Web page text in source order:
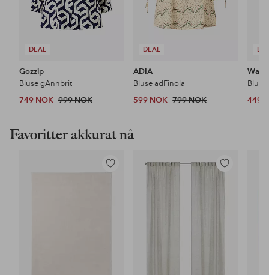
DEAL
Gozzip
Bluse gAnnbrit
749 NOK 999 NOK
DEAL
ADIA
Bluse adFinola
599 NOK 799 NOK
449
Favoritter akkurat nå
Legg
Legg